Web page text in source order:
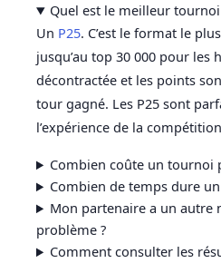
Quel est le meilleur
Un P25. C’est le format le
jusqu’au top 30 000 pour les
décontractée et les points
tour gagné. Les P25 sont
l’expérience de la
Combien coûte un tournoi
Combien de temps dure
Mon partenaire a un autre
problème ?
Comment consulter les